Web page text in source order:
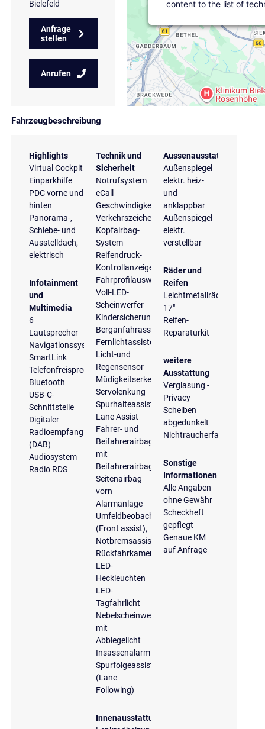
Bielefeld
Anfrage
stellen
Anrufen
content to the list of
Fahrzeugbeschreibung
Highlights
Virtual Cockpit
Einparkhilfe
PDC vorne und
hinten
Panorama-,
Schiebe- und
Ausstelldach,
elektrisch
Infotainment
und
Multimedia
6
Lautsprecher
Navigationssystem
SmartLink
Telefonfreisprecheinrichtung
Bluetooth
USB-C-
Schnittstelle
Digitaler
Radioempfang
(DAB)
Audiosystem
Radio RDS
Technik und
Sicherheit
Notrufsystem
eCall
Geschwindigkeitsregelanlage
Verkehrszeichenerkennung
Kopfairbag-
System
Reifendruck-
Kontrollanzeige
Fahrprofilauswahl
Voll-LED-
Scheinwerfer
Kindersicherung
Berganfahrassistent
Fernlichtassistent
Licht-und
Regensensor
Müdigkeitserkennung
Servolenkung
Spurhalteassistent
Lane Assist
Fahrer- und
Beifahrerairbag
mit
Beifahrerairbagdeaktivierung
Seitenairbag
vorn
Alarmanlage
Umfeldbeobachtungssystem
(Front assist),
Notbremsassistent
Rückfahrkamera
LED-
Heckleuchten
LED-
Tagfahrlicht
Nebelscheinwerfer
mit
Abbiegelicht
Insassenalarm
Spurfolgeassistent
(Lane
Following)
Innenausstattung
Aussenausstattung
Außenspiegel
elektr. heiz-
und
anklappbar
Außenspiegel
elektr.
verstellbar
Räder und
Reifen
Leichtmetallräder
17"
Reifen-
Reparaturkit
weitere
Ausstattung
Verglasung -
Privacy
Scheiben
abgedunkelt
Nichtraucherfahrzeug
Sonstige
Informationen
Alle Angaben
ohne Gewähr
Scheckheft
gepflegt
Genaue KM
auf Anfrage